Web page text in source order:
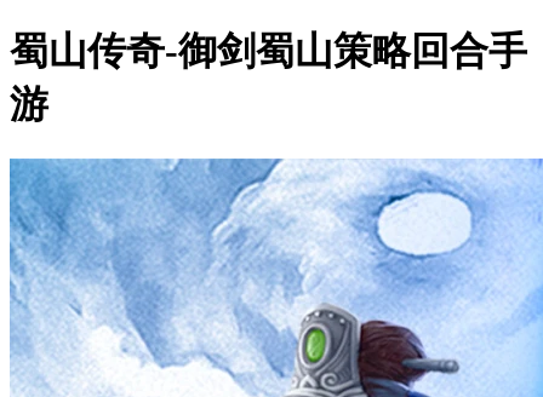
蜀山传奇-御剑蜀山策略回合手
游